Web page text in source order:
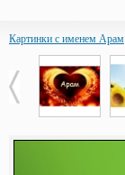
Картинки с именем Арам